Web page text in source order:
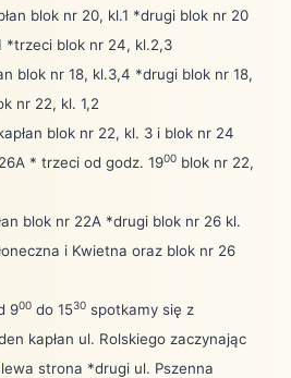
blok nr 20, kl.1 *drugi blok nr 20
*trzeci blok nr 24, kl.2,3
blok nr 18, kl.3,4 *drugi blok nr 18,
nr 22, kl. 1,2
blok nr 22, kl. 3 i blok nr 24
* trzeci od godz. 1900 blok nr 22,
blok nr 22A *drugi blok nr 26 kl.
i Kwietna oraz blok nr 26
900 do 1530 spotkamy się z
kapłan ul. Rolskiego zaczynając
strona *drugi ul. Pszenna